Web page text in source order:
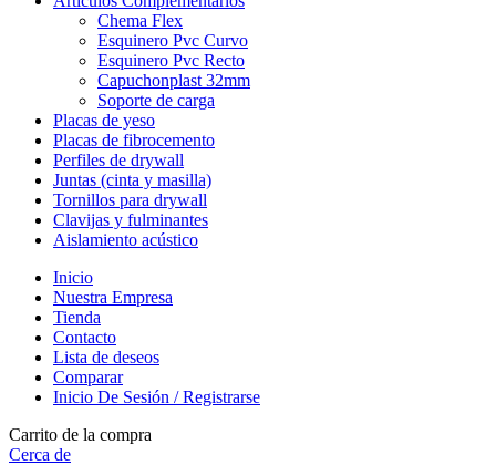
Chema Flex
Esquinero Pvc Curvo
Esquinero Pvc Recto
Capuchonplast 32mm
Soporte de carga
Placas de yeso
Placas de fibrocemento
Perfiles de drywall
Juntas (cinta y masilla)
Tornillos para drywall
Clavijas y fulminantes
Aislamiento acústico
Inicio
Nuestra Empresa
Tienda
Contacto
Lista de deseos
Comparar
Inicio De Sesión / Registrarse
Carrito de la compra
Cerca de